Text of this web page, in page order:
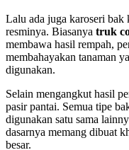
Lalu ada juga karoseri bak
resminya. Biasanya truk
membawa hasil rempah,
membahayakan tanaman
digunakan.
Selain mengangkut hasil
pasir pantai. Semua tipe
digunakan satu sama
dasarnya memang dibuat
besar.